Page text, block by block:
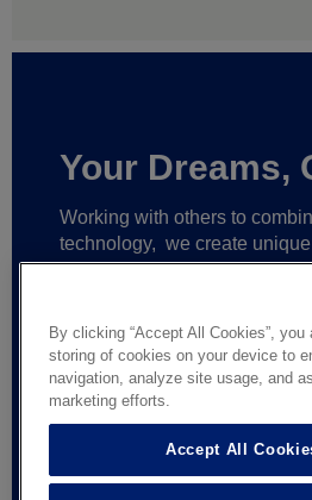
Your Dreams,
Working with others to
technology, we create
partnershipsthat help make
© AGC Glass Europe 2026 Legal
General
By clicking “Accept All Cookies”, you
storing of cookies on your device to
navigation, analyze site usage, and
marketing efforts.
Accept All